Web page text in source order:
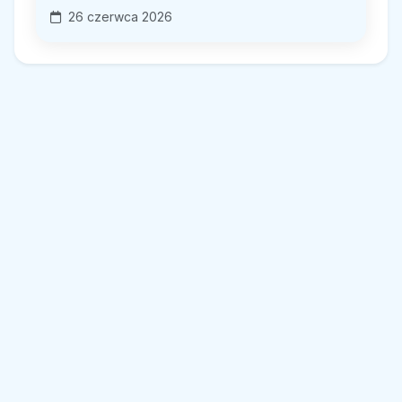
26 czerwca 2026